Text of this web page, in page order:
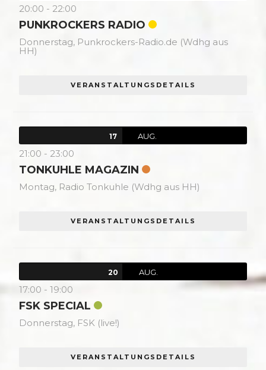
20:00 - 22:00
PUNKROCKERS RADIO
Donnerstag, Punkrockers-Radio.de (Wdhg aus
HH)
VERANSTALTUNGSDETAILS
17 AUG.
21:00 - 23:00
TONKUHLE MAGAZIN
Montag, Radio Tonkuhle (Wdhg aus HH)
VERANSTALTUNGSDETAILS
20 AUG.
17:00 -19:00
FSK SPECIAL
Donnerstag, FSK (live!)
VERANSTALTUNGSDETAILS